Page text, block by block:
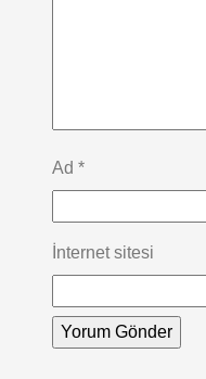
Ad *
İnternet sitesi